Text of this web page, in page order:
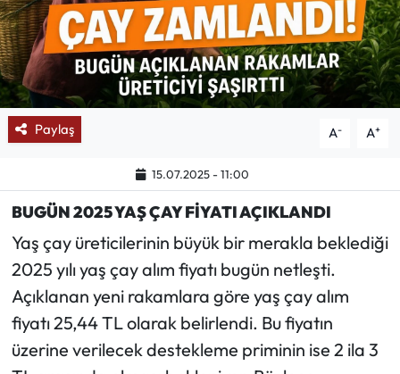
Paylaş A- A+
15.07.2025 - 11:00
BUGÜN 2025 YAŞ ÇAY FİYATI AÇIKLANDI
Yaş çay üreticilerinin büyük bir merakla beklediği
2025 yılı yaş çay alım fiyatı bugün netleşti.
Açıklanan yeni rakamlara göre yaş çay alım
fiyatı 25,44 TL olarak belirlendi. Bu fiyatın
üzerine verilecek destekleme priminin ise 2 ila 3
Röportaj
Manşet
Köşe Yazıları
Karikatür Galeri
BIK
ASTROLOJİ
Spor Yazıları
Mektup Galeri